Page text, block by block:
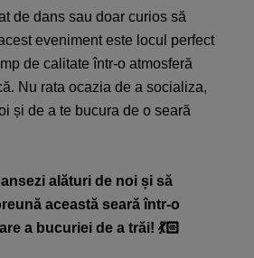
de dans sau doar curios să
eveniment este locul perfect
de calitate într-o atmosferă
Nu rata ocazia de a socializa,
și de a te bucura de o seară
alături de noi și să
această seară într-o
a bucuriei de a trăi!​ 💃🏻